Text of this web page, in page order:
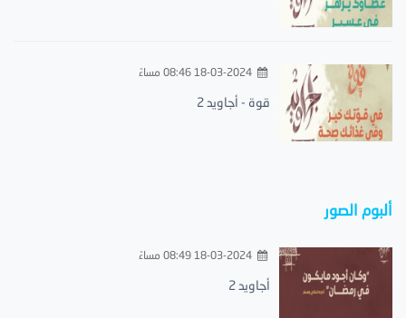
18-03-2024 08:46 مساءً
قوة - أجاويد 2
ألبوم الصور
18-03-2024 08:49 مساءً
أجاويد 2